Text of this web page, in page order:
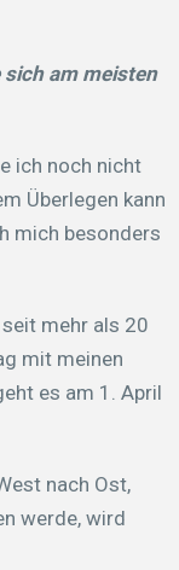
am meisten
ich noch nicht
Überlegen kann
mich besonders
mehr als 20
mit meinen
es am 1. April
nach Ost,
werde, wird